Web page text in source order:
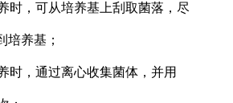
时，可从培养基上刮取菌落，尽
培养基；
时，通过离心收集菌体，并用